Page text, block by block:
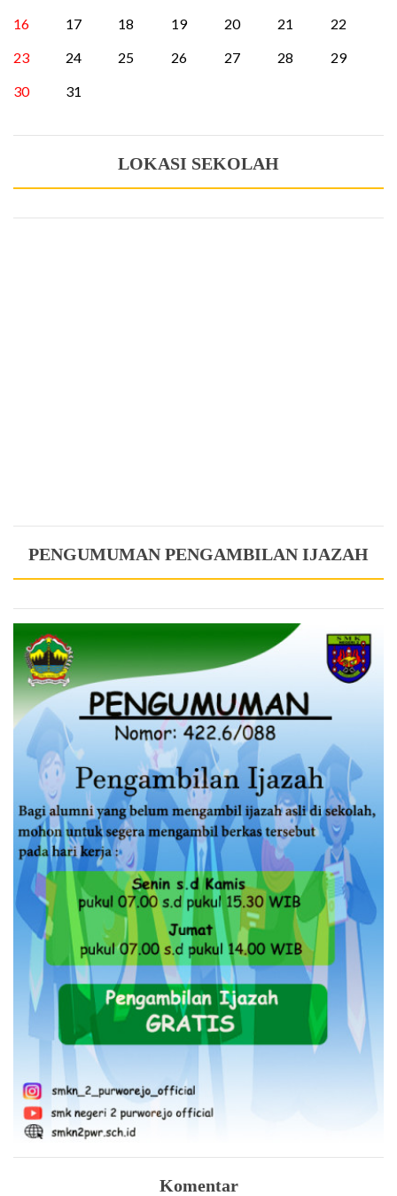
16
17 18 19 20 21
22
23
24 25 26 27 28
29
30
31
LOKASI SEKOLAH
PENGUMUMAN PENGAMBILAN IJAZAH
Komentar